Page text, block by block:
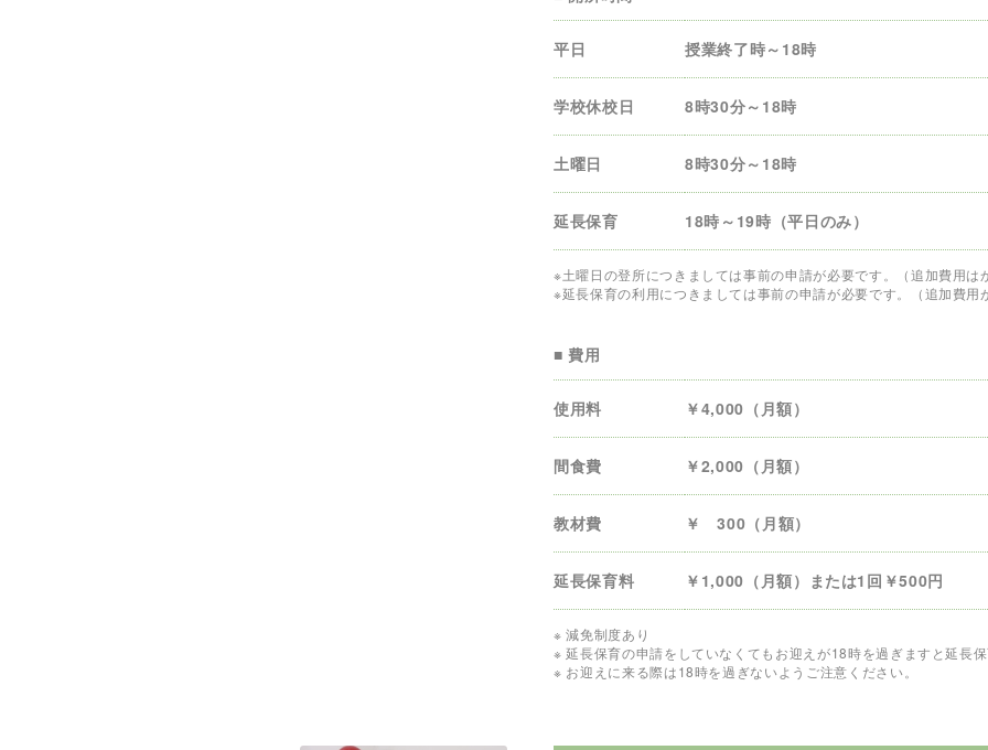
平日 授業終了時～18時
学校休校日 8時30分～18時
土曜日 8時30分～18時
延長保育 18時～19時（平日のみ）
※土曜日の登所につきましては事前の申請が必要です。（追加費用は
※延長保育の利用につきましては事前の申請が必要です。（追加費用
■ 費用
使用料 ￥4,000（月額）
間食費 ￥2,000（月額）
教材費 ￥ 300（月額）
延長保育料 ￥1,000（月額）または1回￥500円
※ 減免制度あり
※ 延長保育の申請をしていなくてもお迎えが18時を過ぎますと延長
※ お迎えに来る際は18時を過ぎないようご注意ください。